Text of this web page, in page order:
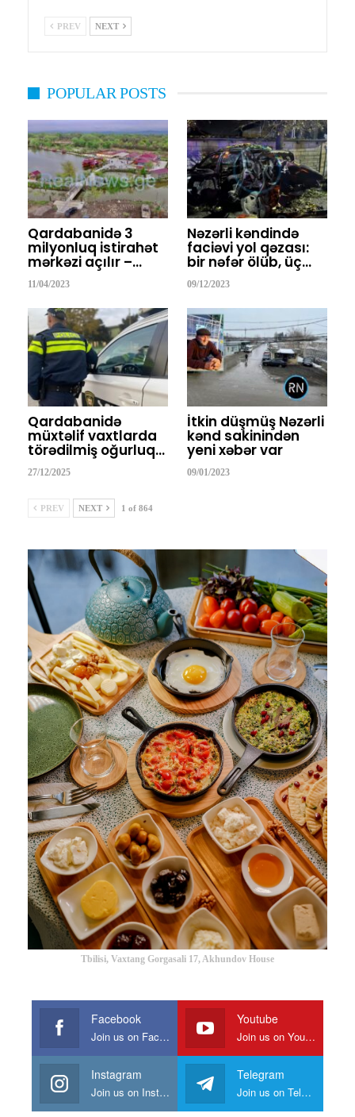
PREV NEXT
POPULAR POSTS
Qardabanidə 3
milyonluq istirahət
mərkəzi açılır –…
11/04/2023
Nəzərli kəndində
faciəvi yol qəzası:
bir nəfər ölüb, üç…
09/12/2023
Qardabanidə
müxtəlif vaxtlarda
törədilmiş oğurluq…
27/12/2025
İtkin düşmüş Nəzərli
kənd sakinindən
yeni xəbər var
09/01/2023
PREV NEXT 1 of 864
Tbilisi, Vaxtang Gorgasali 17, Akhundov House
Facebook
Join us on Facebook
Youtube
Join us on Youtube
Instagram
Join us on Instagram
Telegram
Join us on Telegram